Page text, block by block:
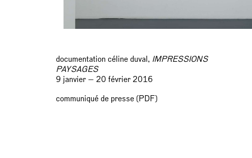
documentation céline duval, IMPRESSIONS
PAYSAGES
9 janvier — 20 février 2016
communiqué de presse (PDF)